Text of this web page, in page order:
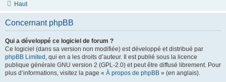
Haut
Concernant phpBB
Qui a développé ce logiciel de forum ?
Ce logiciel (dans sa version non modifiée) est développé et distribué par
phpBB Limited , qui en a les droits d’auteur. Il est publié sous la licence
publique générale GNU version 2 (GPL-2.0) et peut être diffusé librement. Pour
plus d’informations, visitez la page « À propos de phpBB » (en anglais).